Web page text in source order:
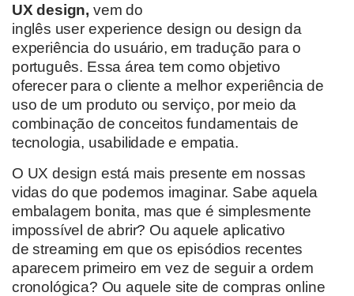
UXdesign, vem do
inglês user experience design ou design da
experiência do usuário, em tradução para o
português. Essa área tem como objetivo
oferecerpara o clientea melhor experiência de
usode um produto ou serviço, por meio da
combinação de conceitos fundamentais de
tecnologia, usabilidade e empatia.
O UX design está mais presente em nossas
vidas do que podemos imaginar. Sabe aquela
embalagem bonita, mas que é simplesmente
impossível de abrir? Ouaquele aplicativo
destreaming em que os episódios recentes
aparecem primeiro em vez de seguir a ordem
cronológica? Ou aquele site de compras online